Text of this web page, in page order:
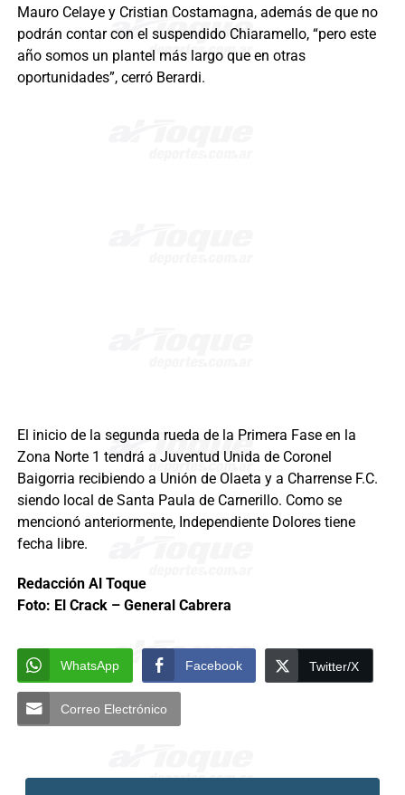
Mauro Celaye y Cristian Costamagna, además de que no
podrán contar con el suspendido Chiaramello, “pero este
año somos un plantel más largo que en otras
oportunidades”, cerró Berardi.
El inicio de la segunda rueda de la Primera Fase en la
Zona Norte 1 tendrá a Juventud Unida de Coronel
Baigorria recibiendo a Unión de Olaeta y a Charrense F.C.
siendo local de Santa Paula de Carnerillo. Como se
mencionó anteriormente, Independiente Dolores tiene
fecha libre.
Redacción Al Toque
Foto: El Crack – General Cabrera
WhatsApp Facebook Twitter/X
Correo Electrónico